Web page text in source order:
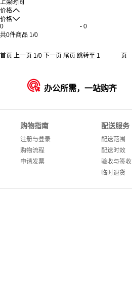
上架时间
价格
价格
-
共0件商品 1/0
首页 上一页 1 /0 下一页 尾页 跳转至 页
 办公所需，一站购齐
购物指南
注册与登录
购物流程
申请发票
配送服务
配送范围
配送时效
验收与签收
临时退货